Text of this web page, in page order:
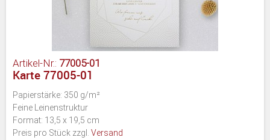
Artikel-Nr.: 77005-01
Karte 77005-01
Papierstärke: 350 g/m²
Feine Leinenstruktur
Format: 13,5 x 19,5 cm
Preis pro Stück zzgl. Versand